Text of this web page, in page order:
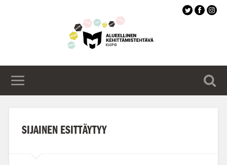
SIJAINEN ESITTÄYTYY